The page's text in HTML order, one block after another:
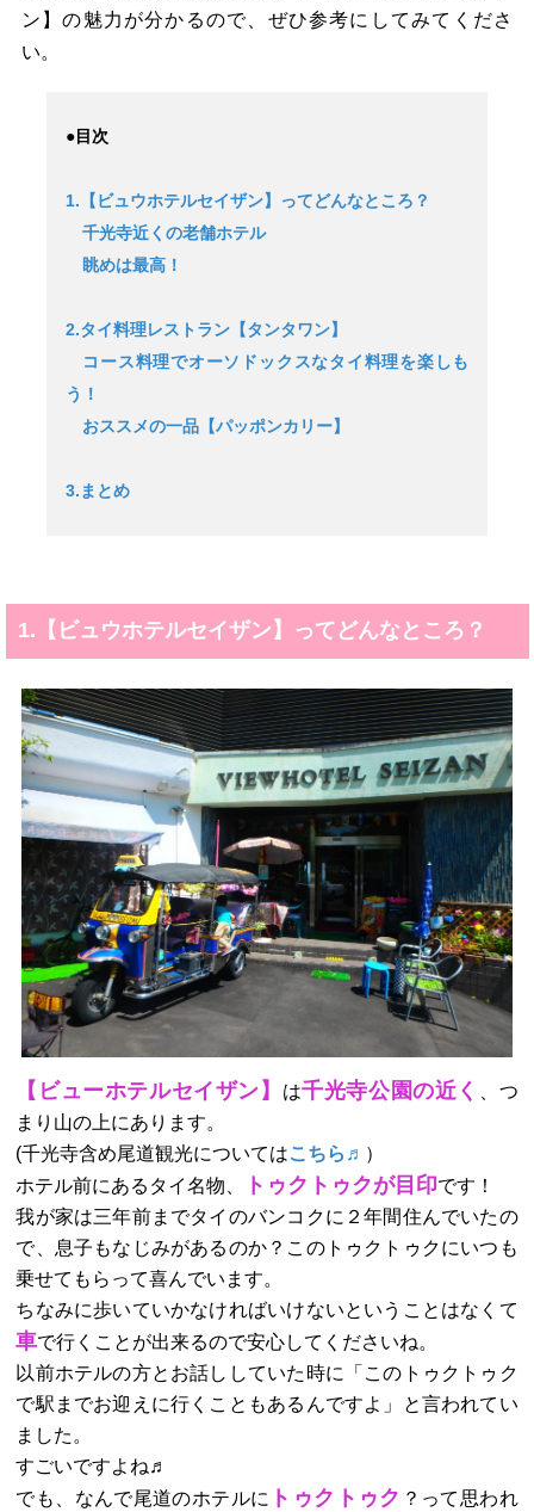
ン】の魅力が分かるので、ぜひ参考にしてみてくださ
い。
●目次
1.【ビュウホテルセイザン】ってどんなところ？
千光寺近くの老舗ホテル
眺めは最高！
2.タイ料理レストラン【タンタワン】
コース料理でオーソドックスなタイ料理を楽しも
う！
おススメの一品【パッポンカリー】
3.まとめ
1.【ビュウホテルセイザン】ってどんなところ？
【ビューホテルセイザン】 は千光寺公園の近く
、つ
まり山の上にあります。
(千光寺含め尾道観光についてはこちら♬ ）
ホテル前にあるタイ名物、
トゥクトゥクが目印です！
我が家は三年前までタイのバンコクに２年間住んでいたの
で、息子もなじみがあるのか？このトゥクトゥクにいつも
乗せてもらって喜んでいます。
ちなみに歩いていかなければいけないということはなくて
車で行くことが出来るので安心してくださいね。
以前ホテルの方とお話ししていた時に「このトゥクトゥク
で駅までお迎えに行くこともあるんですよ」と言われてい
ました。
すごいですよね♬
でも、なんで尾道のホテルに トゥクトゥク ？って思われ